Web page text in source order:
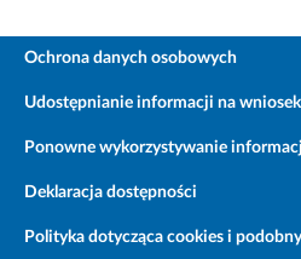
Ochrona danych osobowych
Udostępnianie informacji na wniosek
Ponowne wykorzystywanie
Deklaracja dostępności
Polityka dotycząca cookies i